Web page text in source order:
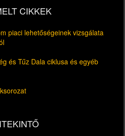
CIKKEK
piaci lehetőségeinek vizsgálata
és Tűz Dala ciklusa és egyéb